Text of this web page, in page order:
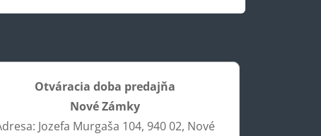
Otváracia doba predajňa
Nové Zámky
Jozefa Murgaša 104, 940 02, Nové